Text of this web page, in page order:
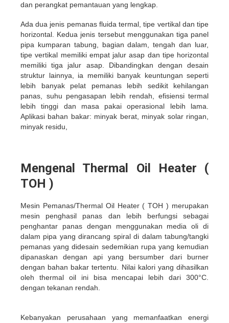
dan perangkat pemantauan yang lengkap.
Ada dua jenis pemanas fluida termal, tipe vertikal dan tipe
horizontal. Kedua jenis tersebut menggunakan tiga panel
pipa kumparan tabung, bagian dalam, tengah dan luar,
tipe vertikal memiliki empat jalur asap dan tipe horizontal
memiliki tiga jalur asap. Dibandingkan dengan desain
struktur lainnya, ia memiliki banyak keuntungan seperti
lebih banyak pelat pemanas lebih sedikit kehilangan
panas, suhu pengasapan lebih rendah, efisiensi termal
lebih tinggi dan masa pakai operasional lebih lama.
Aplikasi bahan bakar: minyak berat, minyak solar ringan,
minyak residu,
Mengenal Thermal Oil Heater (
TOH )
Mesin Pemanas/Thermal Oil Heater ( TOH ) merupakan
mesin penghasil panas dan lebih berfungsi sebagai
penghantar panas dengan menggunakan media oli di
dalam pipa yang dirancang spiral di dalam tabung/tangki
pemanas yang didesain sedemikian rupa yang kemudian
dipanaskan dengan api yang bersumber dari burner
dengan bahan bakar tertentu. Nilai kalori yang dihasilkan
oleh thermal oil ini bisa mencapai lebih dari 300°C.
dengan tekanan rendah.
Kebanyakan perusahaan yang memanfaatkan energi